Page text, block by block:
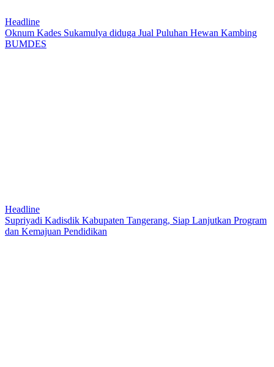
Headline
Oknum Kades Sukamulya diduga Jual Puluhan Hewan Kambing
BUMDES
Headline
Supriyadi Kadisdik Kabupaten Tangerang, Siap Lanjutkan Program
dan Kemajuan Pendidikan